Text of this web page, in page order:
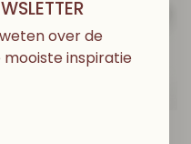
over de
inspiratie